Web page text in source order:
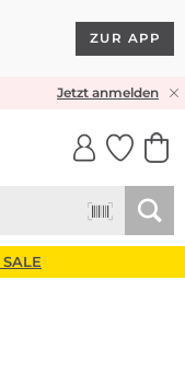
ZUR APP
Jetzt anmelden